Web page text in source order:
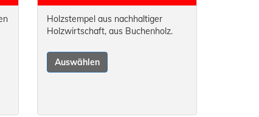
Holzstempel aus nachhaltiger
Holzwirtschaft, aus Buchenholz.
Auswählen